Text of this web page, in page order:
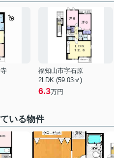
福知山市字石原
2LDK (59.03㎡)
6.3万円
いる物件